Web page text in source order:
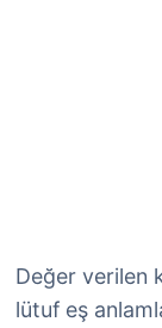
Değer verilen
lütuf eş